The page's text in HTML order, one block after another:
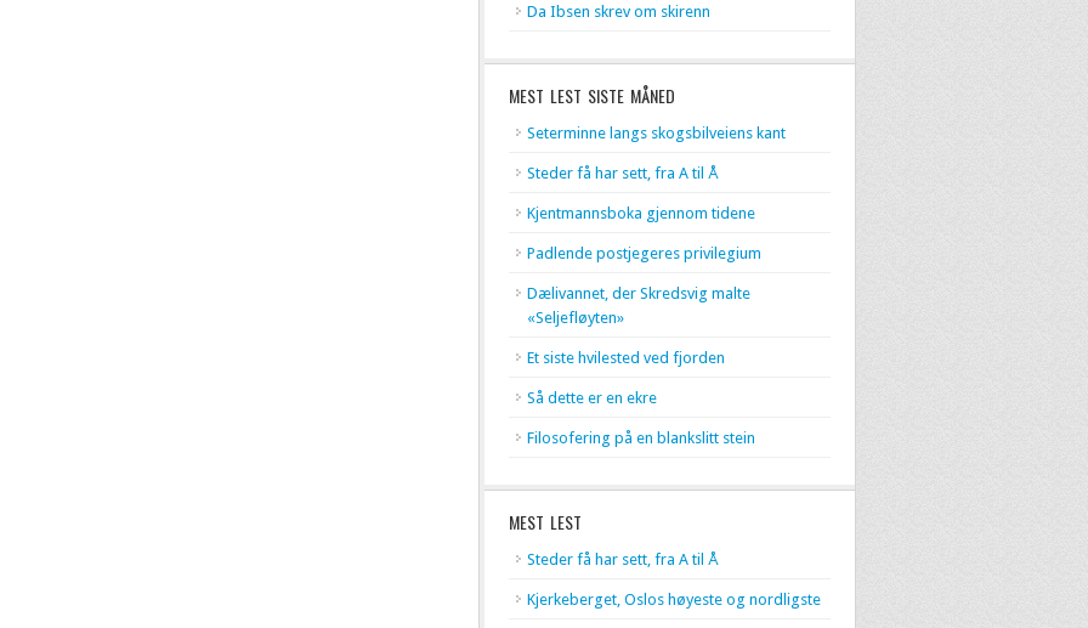
Da Ibsen skrev om skirenn
MEST LEST SISTE MÅNED
Seterminne langs skogsbilveiens kant
Steder få har sett, fra A til Å
Kjentmannsboka gjennom tidene
Padlende postjegeres privilegium
Dælivannet, der Skredsvig malte
«Seljefløyten»
Et siste hvilested ved fjorden
Så dette er en ekre
Filosofering på en blankslitt stein
MEST LEST
Steder få har sett, fra A til Å
Kjerkeberget, Oslos høyeste og nordligste